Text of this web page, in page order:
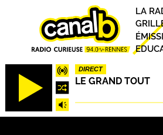
DIRECT
LE GRAND TOUT
LA